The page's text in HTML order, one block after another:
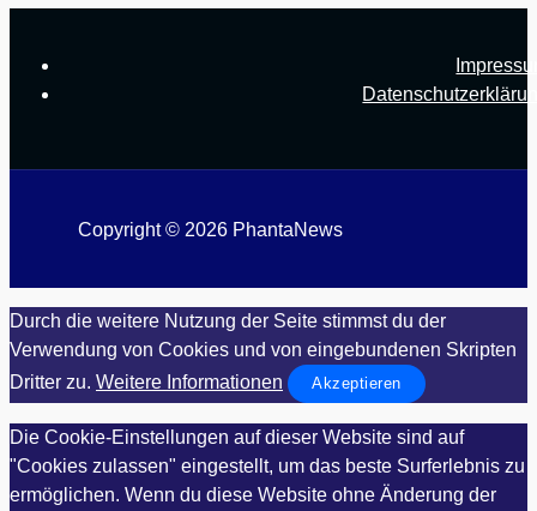
Copyright © 2026 PhantaNews
Durch die weitere Nutzung der Seite stimmst du der
Verwendung von Cookies und von eingebundenen Skripten
Dritter zu. Weitere Informationen Akzeptieren
Die Cookie-Einstellungen auf dieser Website sind auf
"Cookies zulassen" eingestellt, um das beste Surferlebnis zu
ermöglichen. Wenn du diese Website ohne Änderung der